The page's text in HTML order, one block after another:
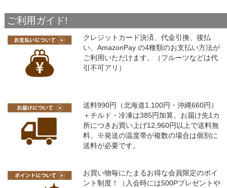
ご利用ガイド!
クレジットカード決済、代金引換、後払
い、AmazonPay の4種類のお支払い方法が
ご利用いただけます。（フルーツなどは代
引不可アリ）
送料990円（北海道1,100円・沖縄660円）
＋チルド・冷凍は385円加算。お届け先1カ
所につきお買い上げ12,960円以上で送料無
料。※発送の温度帯が複数の場合は個別に
送料が必要です。
お買い物毎にたまるお得な会員限定のポイ
ント制度！（入会時には500Pプレゼントや